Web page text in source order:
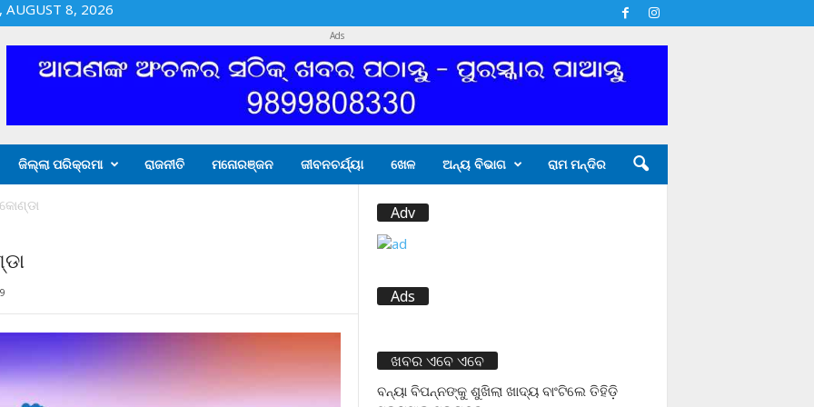
AUGUST 8, 2026
Ads
ଜିଲ୍ଲା ପରିକ୍ରମା ରାଜନୀତି ମନୋରଞ୍ଜନ ଜୀବନଚର୍ଯ୍ୟା ଖେଳ ଅନ୍ୟ ବିଭାଗ ରାମ ମନ୍ଦିର
Adv
Ads
ଖବର ଏବେ ଏବେ
ବନ୍ୟା ବିପନ୍ନଙ୍କୁ ଶୁଖିଲା ଖାଦ୍ୟ ବାଂଟିଲେ ତିହିଡି଼